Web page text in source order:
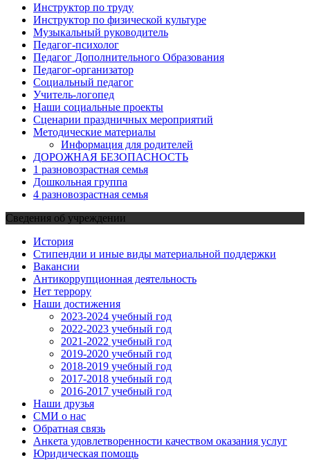
Инструктор по труду
Инструктор по физической культуре
Музыкальный руководитель
Педагог-психолог
Педагог Дополнительного Образования
Педагог-организатор
Социальный педагог
Учитель-логопед
Наши социальные проекты
Сценарии праздничных мероприятий
Методические материалы
Информация для родителей
ДОРОЖНАЯ БЕЗОПАСНОСТЬ
1 разновозрастная семья
Дошкольная группа
4 разновозрастная семья
Сведения об учреждении
История
Стипендии и иные виды материальной поддержки
Вакансии
Антикоррупционная деятельность
Нет террору
Наши достижения
2023-2024 учебный год
2022-2023 учебный год
2021-2022 учебный год
2019-2020 учебный год
2018-2019 учебный год
2017-2018 учебный год
2016-2017 учебный год
Наши друзья
СМИ о нас
Обратная связь
Анкета удовлетворенности качеством оказания услуг
Юридическая помощь